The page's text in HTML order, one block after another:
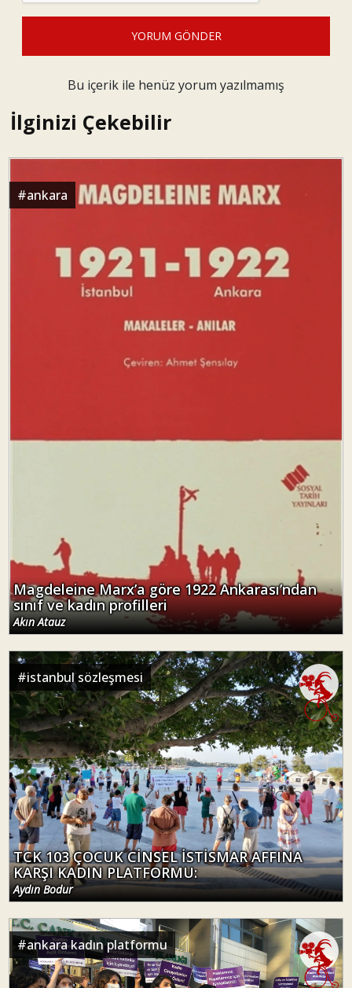
YORUM GÖNDER
Bu içerik ile henüz yorum yazılmamış
İlginizi Çekebilir
#ankara
Magdeleine Marx’a göre 1922 Ankarası’ndan
sınıf ve kadın profilleri
Akın Atauz
#istanbul sözleşmesi
TCK 103 ÇOCUK CİNSEL İSTİSMAR AFFINA
KARŞI KADIN PLATFORMU:
Aydın Bodur
#ankara kadın platformu